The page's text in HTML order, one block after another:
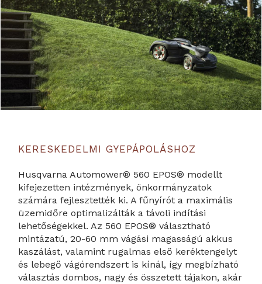
KERESKEDELMI GYEPÁPOLÁSHOZ
Husqvarna Automower® 560 EPOS® modellt
kifejezetten intézmények, önkormányzatok
számára fejlesztették ki. A fűnyírót a maximális
üzemidőre optimalizálták a távoli indítási
lehetőségekkel. Az 560 EPOS® választható
mintázatú, 20-60 mm vágási magasságú akkus
kaszálást, valamint rugalmas első keréktengelyt
és lebegő vágórendszert is kínál, így megbízható
választás dombos, nagy és összetett tájakon, akár